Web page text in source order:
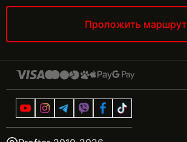
Проложить маршрут